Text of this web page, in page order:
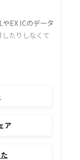
EX ICのデータ
たりしなくて
ア